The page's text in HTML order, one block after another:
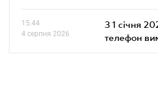
15.44
4 серпня 2026
З 1 січня
телефон